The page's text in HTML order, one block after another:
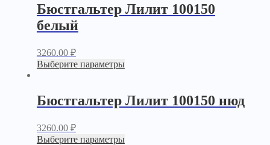
Бюстгальтер Лилит 100150
белый
3260.00 ₽
Выберите параметры
Бюстгальтер Лилит 100150 нюд
3260.00 ₽
Выберите параметры